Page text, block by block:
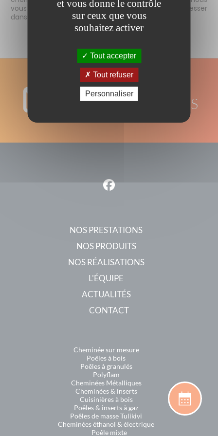
vous accompagnons dans votre projet, afin de dresser
dans votre salon la cheminée de vos rêves.
Une question ? Besoin d'un conseil ?
CONTACTEZ-NOUS
NOS PRESTATIONS
NOS PRODUITS
NOS RÉALISATIONS
L'ÉQUIPE
ACTUALITÉS
CONTACT
Cheminée sur mesure
Poêles à bois
Poêles à granulés
Polyflam
Cheminées Métalliques
Cheminées & inserts
Cuisinières à bois
Poêles & inserts à gaz
Poêles de masse Tulikivi
Cheminées éthanol & électrique
Poêle mixte
et vous donne le contrôle
sur ceux que vous
souhaitez activer
Tout accepter
Tout refuser
Personnaliser